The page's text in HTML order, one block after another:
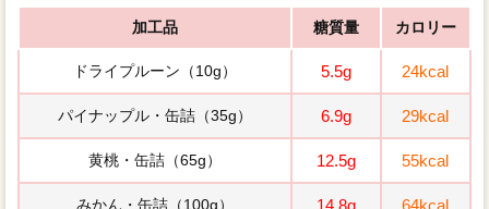
加工品 糖質量 カロリー
ドライプルーン（10g） 5.5g 24kcal
パイナップル・缶詰（35g） 6.9g 29kcal
黄桃・缶詰（65g） 12.5g 55kcal
みかん・缶詰（100g） 14.8g 64kcal